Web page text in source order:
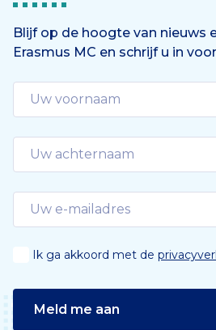
Blijf op de hoogte van nieuws
Erasmus MC en schrijf u in
Ik ga akkoord met de
Meld me aan